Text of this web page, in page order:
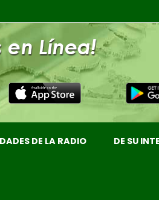
DE LA RADIO DE SU